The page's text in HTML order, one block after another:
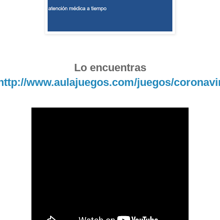
Lo encuentras
www.aulajuegos.com/juegos/